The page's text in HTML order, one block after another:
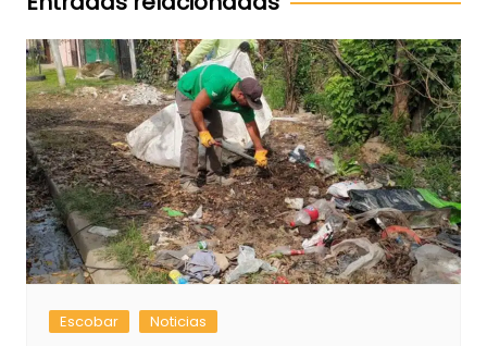
Escobar Noticias